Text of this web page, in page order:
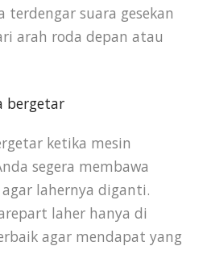
terdengar suara gesekan
arah roda depan atau
bergetar
ketika mesin
segera membawa
lahernya diganti.
laher hanya di
agar mendapat yang